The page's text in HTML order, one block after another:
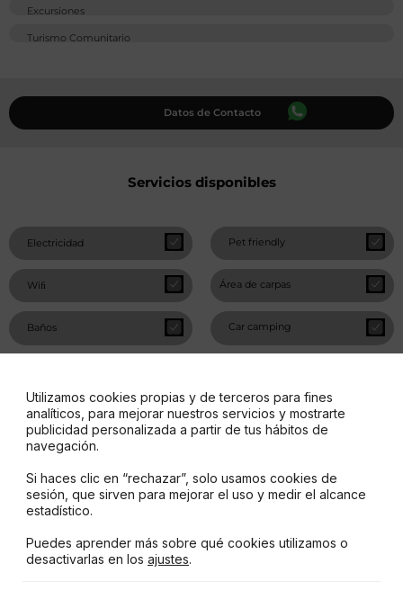
Excursiones
Turismo Comunitario
Datos de Contacto
Servicios disponibles
Electricidad
Wiﬁ
Baños
Víveres
Pet friendly
Área de carpas
Car camping
Restaurante
Ir a la Web
Qué llevar
Utilizamos cookies propias y de terceros para fines
analíticos, para mejorar nuestros servicios y mostrarte
publicidad personalizada a partir de tus hábitos de
navegación.
Si haces clic en “rechazar”, solo usamos cookies de
sesión, que sirven para mejorar el uso y medir el alcance
estadístico.
Puedes aprender más sobre qué cookies utilizamos o
desactivarlas en los ajustes.